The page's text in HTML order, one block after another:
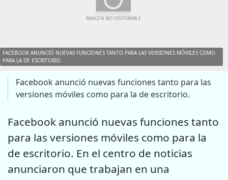
FACEBOOK ANUNCIÓ NUEVAS FUNCIONES TANTO PARA LAS VERSIONES MÓVILES COMO
PARA LA DE ESCRITORIO.
Facebook anunció nuevas funciones tanto para las
versiones móviles como para la de escritorio.
Facebook anunció nuevas funciones tanto
para las versiones móviles como para la
de escritorio. En el centro de noticias
anunciaron que trabajan en una